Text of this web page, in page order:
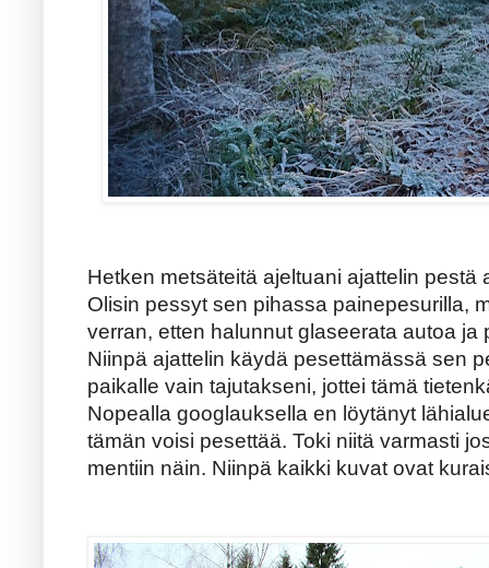
Hetken metsäteitä ajeltuani ajattelin pestä
Olisin pessyt sen pihassa painepesurilla,
verran, etten halunnut glaseerata autoa
Niinpä ajattelin käydä pesettämässä sen
paikalle vain tajutakseni, jottei tämä
Nopealla googlauksella en löytänyt
tämän voisi pesettää. Toki niitä varmasti
mentiin näin. Niinpä kaikki kuvat ovat